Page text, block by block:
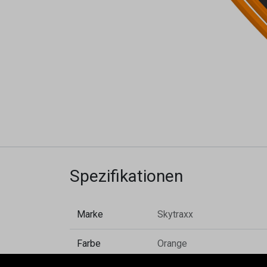
Spezifikationen
Marke Skytraxx
Farbe Orange